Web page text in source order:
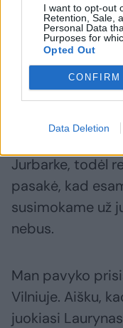
I want to opt-out
Retention, Sale,
Personal Data
Purposes for
Opted Out
CONFIRM
Data Deletion
baltom
tapetai ant
Biurui reikia
o tada arba turi
Kreipėmės į tuo
Jurbarke, todėl
pasakė, kad
susimokame už
nebus.
Man pavyko
Vilniuje. Aišku,
juokiasi